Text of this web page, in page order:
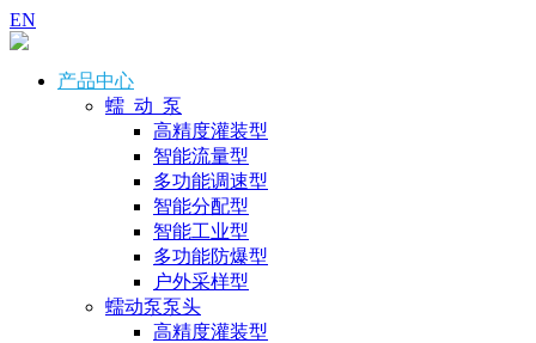
EN
产品中心
蠕 动 泵
高精度灌装型
智能流量型
多功能调速型
智能分配型
智能工业型
多功能防爆型
户外采样型
蠕动泵泵头
高精度灌装型